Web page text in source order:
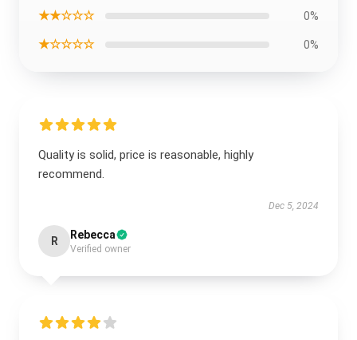
★★☆☆☆ 0%
★☆☆☆☆ 0%
Quality is solid, price is reasonable, highly
recommend.
Dec 5, 2024
R Rebecca
Verified owner